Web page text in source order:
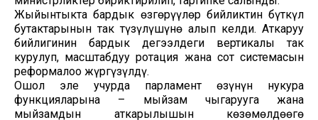
Жыйынтыкта бардык өзгөрүүлөр бийликтин бүткүл
бутактарынын так түзүлүшүнө алып келди. Аткаруу
бийлигинин бардык деңгээлдеги вертикалы так
курулуп, масштабдуу ротация жана сот системасын
реформалоо жүргүзүлдү.
Ошол эле учурда парламент өзүнүн нукура
функцияларына – мыйзам чыгарууга жана
мыйзамдын аткарылышын көзөмөлдөөгө